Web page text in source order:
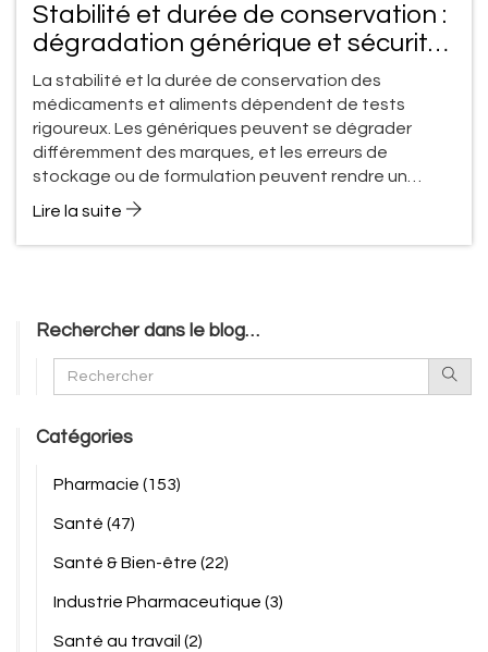
Stabilité et durée de conservation :
dégradation générique et sécurité
des produits
La stabilité et la durée de conservation des
médicaments et aliments dépendent de tests
rigoureux. Les génériques peuvent se dégrader
différemment des marques, et les erreurs de
stockage ou de formulation peuvent rendre un
produit dangereux. Voici ce que vous devez savoir
Lire la suite
Rechercher dans le blog…
Catégories
Pharmacie (153)
Santé (47)
Santé & Bien-être (22)
Industrie Pharmaceutique (3)
Santé au travail (2)